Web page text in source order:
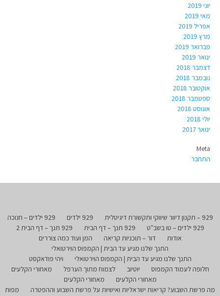
יוני 2019
מאי 2019
אפריל 2019
מרץ 2019
פברואר 2019
ינואר 2019
דצמבר 2018
נובמבר 2018
אוקטובר 2018
ספטמבר 2018
אוגוסט 2018
יולי 2018
ינואר 2017
Meta
התחבר
929 – תקנון דיוור שיווקי ותקשורת דיגיטלית 929 ילדים
929 ילדים – חנוכה
929 ילדים – טו בשב"ט
929 תנך – דף הבית
929 תנך – דף הבית 2
אודות
דור – תוכניות קריאה
המן ועוד כמה צוררים
התנך שלנו מגיע עד הבית | הקמפוס הוירטואלי
התנך שלנו מגיע עד הבית | הקמפוס הוירטואלי
ויהי פודאקסט
חלופה לעמוד הקמפוס
יוטיוב לצמוח מתוך הערפל
מאחורי הקלעים
מאחורי הקלעים
מאחורי הקלעים
מה פרשת השבוע? קריאות ישראליות ואישיות על פרשת השבוע וההפטרה
מפות